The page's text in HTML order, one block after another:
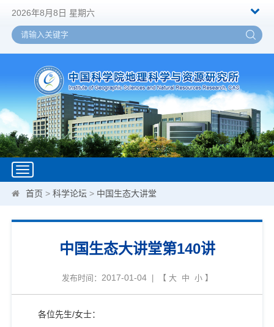
2026年8月8日 星期六
Toggle
navigation
首页 >科学论坛 > 中国生态大讲堂
中国生态大讲堂第140讲
发布时间： 2017-01-04| 【 大 中 小】
各位先生/女士：